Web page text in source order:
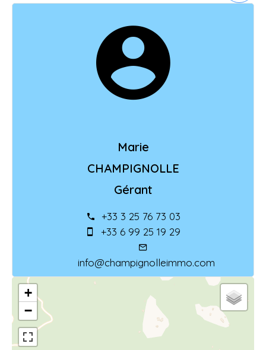
Marie
CHAMPIGNOLLE
Gérant
+33 3 25 76 73 03
+33 6 99 25 19 29
info@champignolleimmo.com
+
−